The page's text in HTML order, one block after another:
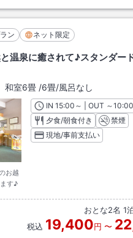
ン ネット限定
温泉に癒されて♪スタンダー
和室6畳 /6畳/風呂なし
お越
す♪
INチェックイン
15:00 ～ | OUT チェッ
～10:00
夕食/朝食付き
禁煙
現地/事前支払い
おとな2名 1
税込 19,400円 〜